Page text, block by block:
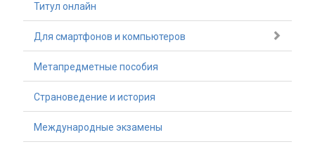
Титул онлайн
Для смартфонов и компьютеров
Метапредметные пособия
Страноведение и история
Международные экзамены